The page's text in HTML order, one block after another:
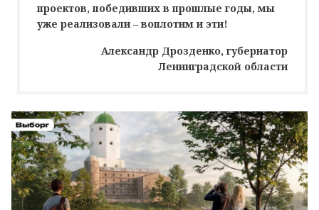
проектов, победивших в прошлые годы, мы
уже реализовали – воплотим и эти!
Александр Дрозденко, губернатор
Ленинградской области